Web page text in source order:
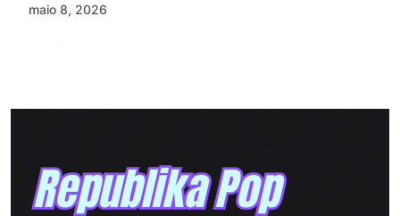
maio 8, 2026